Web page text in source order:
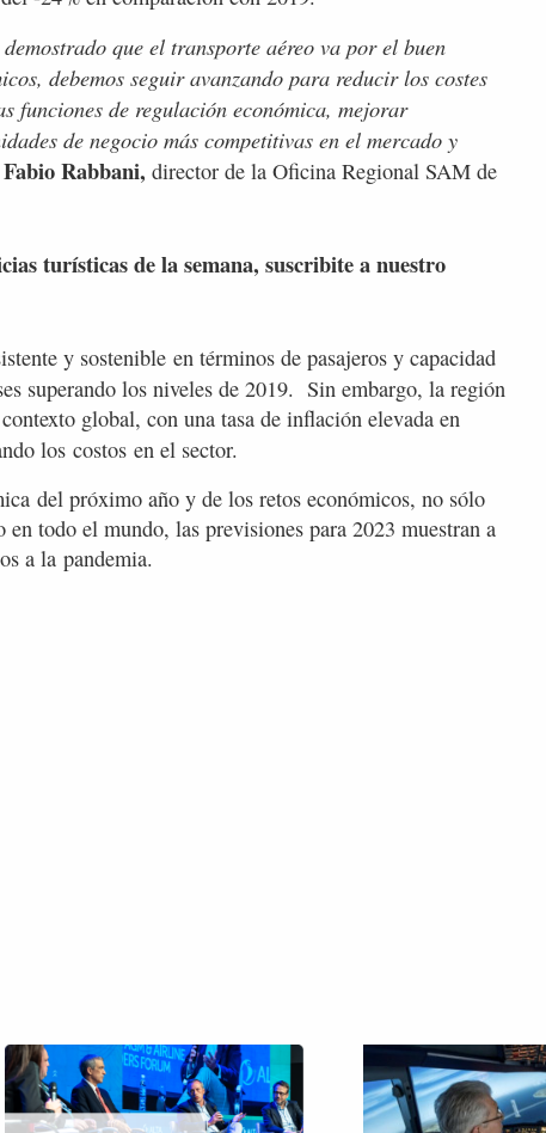
que el transporte aéreo va por el buen
debemos seguir avanzando para reducir los costes
funciones de regulación económica, mejorar
de negocio más competitivas en el mercado y
Fabio Rabbani, director de la Oficina Regional SAM de
turísticas de la semana, suscribite a nuestro
y sostenible en términos de pasajeros y capacidad
superando los niveles de 2019. Sin embargo, la región
global, con una tasa de inflación elevada en
los costos en el sector.
del próximo año y de los retos económicos, no sólo
todo el mundo, las previsiones para 2023 muestran a
a la pandemia.